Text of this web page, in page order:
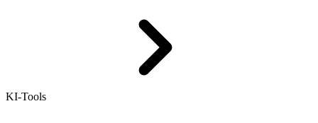
KI-Tools